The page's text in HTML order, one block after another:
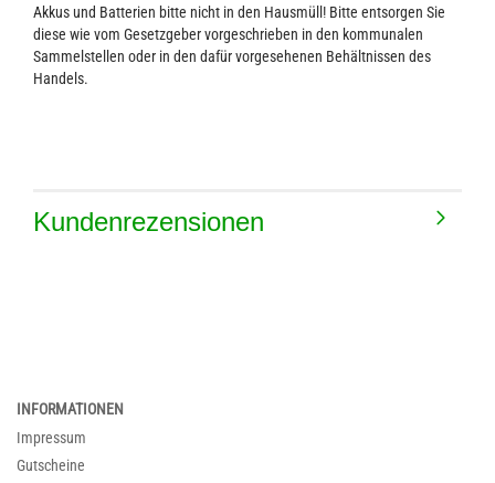
Akkus und Batterien bitte nicht in den Hausmüll! Bitte entsorgen Sie
diese wie vom Gesetzgeber vorgeschrieben in den kommunalen
Sammelstellen oder in den dafür vorgesehenen Behältnissen des
Handels.
Kundenrezensionen
INFORMATIONEN
Impressum
Gutscheine